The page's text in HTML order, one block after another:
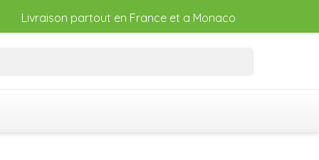
Livraison partout en France et a Monaco